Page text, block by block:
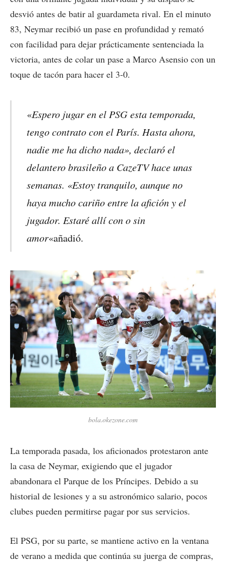
desvió antes de batir al guardameta rival. En el minuto
83, Neymar recibió un pase en profundidad y remató
con facilidad para dejar prácticamente sentenciada la
victoria, antes de colar un pase a Marco Asensio con un
toque de tacón para hacer el 3-0.
«Espero jugar en el PSG esta temporada,
tengo contrato con el París. Hasta ahora,
nadie me ha dicho nada», declaró el
delantero brasileño a CazeTV hace unas
semanas. «Estoy tranquilo, aunque no
haya mucho cariño entre la afición y el
jugador. Estaré allí con o sin
amor«añadió.
bola.okezone.com
La temporada pasada, los aficionados protestaron ante
la casa de Neymar, exigiendo que el jugador
abandonara el Parque de los Príncipes. Debido a su
historial de lesiones y a su astronómico salario, pocos
clubes pueden permitirse pagar por sus servicios.
El PSG, por su parte, se mantiene activo en la ventana
de verano a medida que continúa su juerga de compras,